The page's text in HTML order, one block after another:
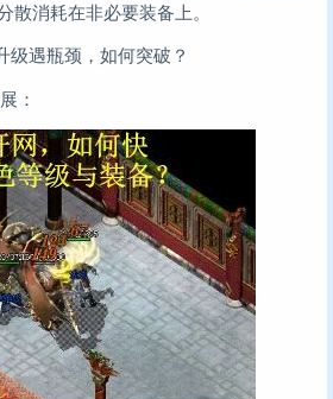
散消耗在非必要装备上。
级遇瓶颈，如何突破？
：